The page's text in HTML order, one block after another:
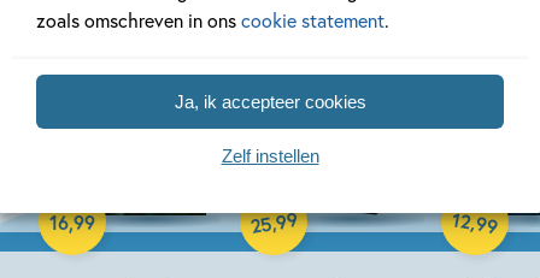
zoals omschreven in onscookie statement.
Ja, ik accepteer cookies
Zelf instellen
16,99 25,99 12,99